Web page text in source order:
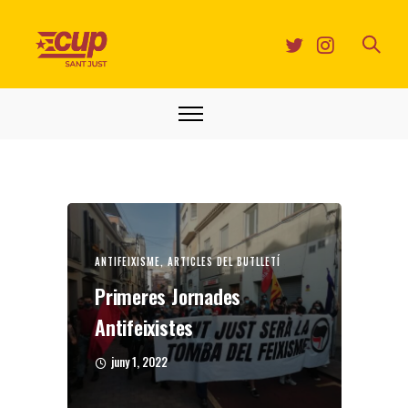
ANTIFEIXISME, ARTICLES DEL BUTLLETÍ
Primeres Jornades
Antifeixistes
juny 1, 2022